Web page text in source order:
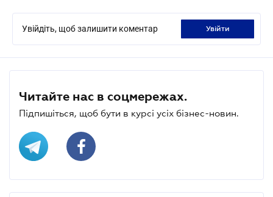
Увійдіть, щоб залишити коментар увійти
Читайте нас в соцмережах.
Підпишіться, щоб бути в курсі усіх бізнес-новин.